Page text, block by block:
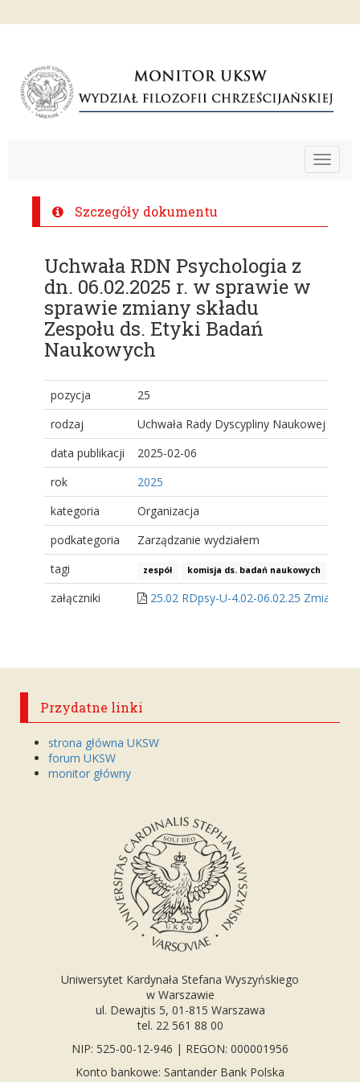
Toggle
Szczegóły dokumentu
Uchwała RDN Psychologia z
dn. 06.02.2025 r. w sprawie w
sprawie zmiany składu
Zespołu ds. Etyki Badań
Naukowych
pozycja
25
rodzaj
Uchwała Rady Dyscypliny Naukowej
data publikacji
2025-02-06
rok
2025
kategoria
Organizacja
podkategoria
Zarządzanie wydziałem
tagi
zespół komisja ds. badań naukowych
załączniki 25.02 RDpsy-U-4.02-06.02.25 Zmiana
Przydatne linki
strona główna UKSW
forum UKSW
monitor główny
Uniwersytet Kardynała Stefana Wyszyńskiego
w Warszawie
ul. Dewajtis 5, 01-815 Warszawa
tel. 22 561 88 00
NIP: 525-00-12-946 | REGON: 000001956
Konto bankowe: Santander Bank Polska